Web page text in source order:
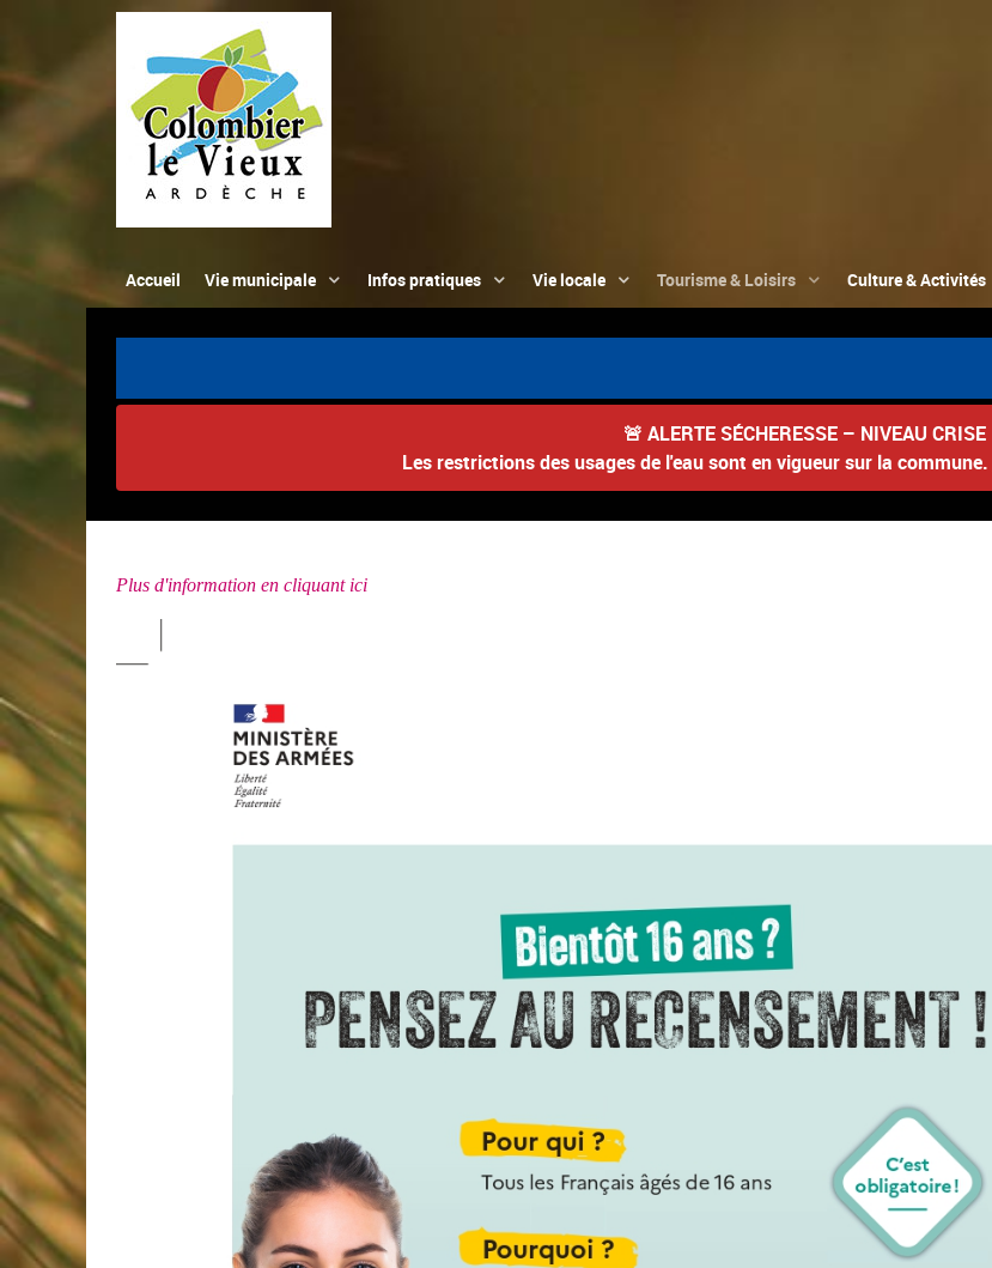
Accueil Vie municipale Infos pratiques Vie locale Tourisme & Loisirs Culture & Activités
🚨 ALERTE SÉCHERESSE – NIVEAU CRISE
Les restrictions des usages de l'eau sont en vigueur sur la commune.
Plus d'information en cliquant ici